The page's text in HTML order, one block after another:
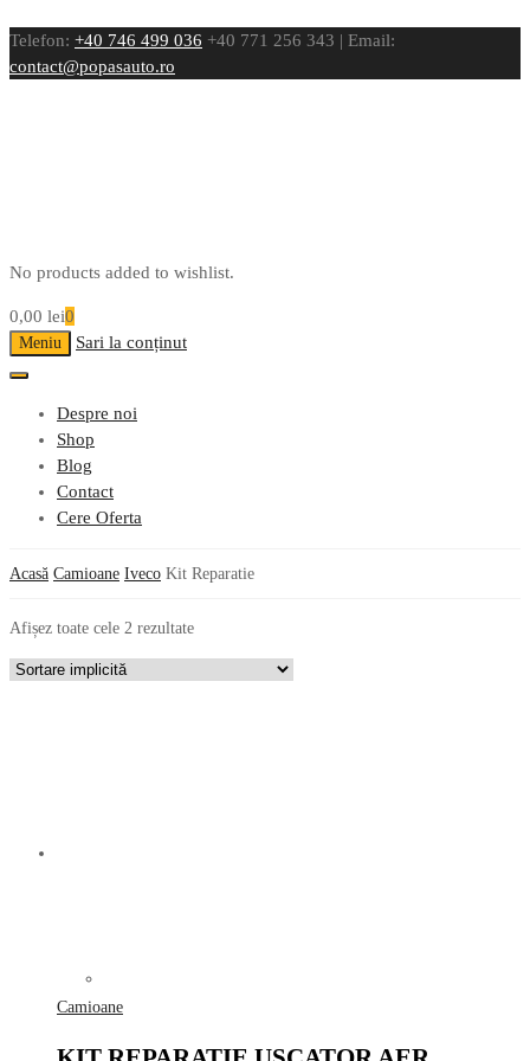
Telefon: +40 746 499 036 +40 771 256 343 | Email:
contact@popasauto.ro
No products added to wishlist.
0,00 lei0
Meniu Sari la conținut
Despre noi
Shop
Blog
Contact
Cere Oferta
Acasă Camioane Iveco Kit Reparatie
Afișez toate cele 2 rezultate
Camioane